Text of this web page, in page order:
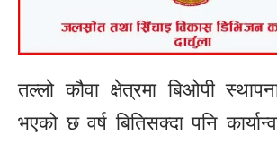
तल्लो कौवा क्षेत्रमा बिओपी
भएको छ वर्ष बितिसक्दा पनि